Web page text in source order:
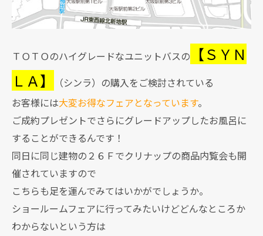
ＴＯＴＯのハイグレードなユニットバスの
【ＳＹＮ
ＬＡ】
（シンラ）の購入をご検討されている
お客様には大変お得なフェアとなっています。
ご成約プレゼントでさらにグレードアップしたお風呂に
することができるんです！
同日に同じ建物の２６Ｆでクリナップの商品内覧会も開
催されていますので
こちらも足を運んでみてはいかがでしょうか。
ショールームフェアに行ってみたいけどどんなところか
わからないという方は